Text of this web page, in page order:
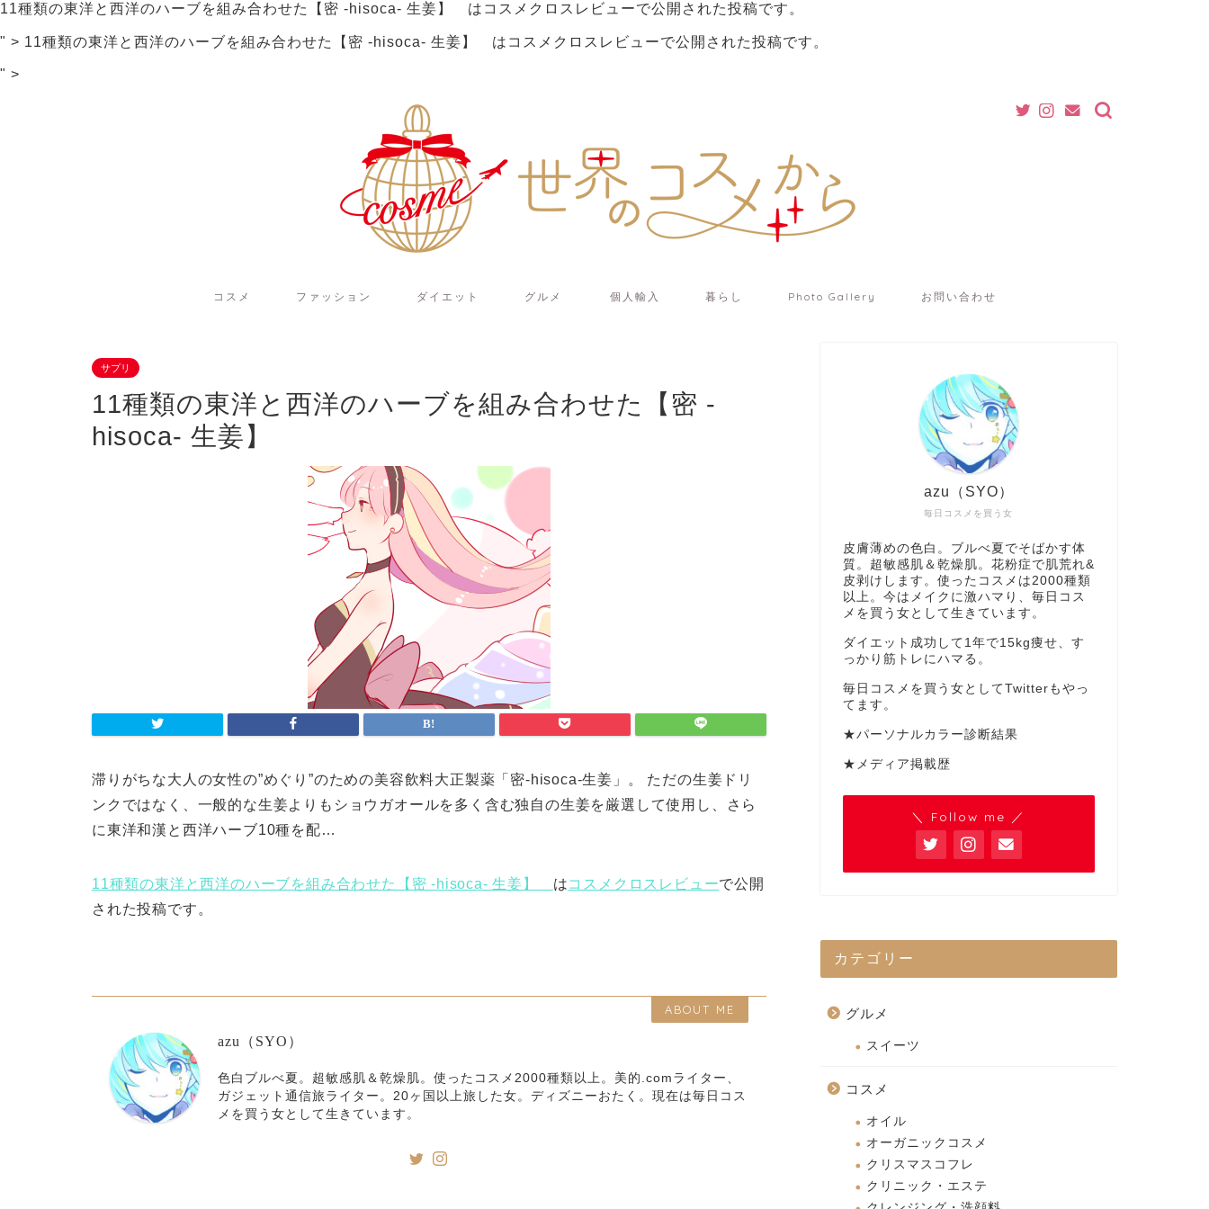
11種類の東洋と西洋のハーブを組み合わせた【密 -hisoca- 生姜】 は コスメクロスレビューで公開された投稿です。
" > 11種類の東洋と西洋のハーブを組み合わせた【密 -hisoca- 生姜】 は コスメクロスレビューで公開された投稿です。
" >
コスメ ファッション ダイエット グルメ 個人輸入 暮らし Photo Gallery お問い合わせ
サプリ
11種類の東洋と西洋のハーブを組み合わせた【密 -
hisoca- 生姜】
滞りがちな大人の女性の”めぐり”のための美容飲料大正製薬「密-hisoca-生姜」。 ただの生姜ドリ
ンクではなく、一般的な生姜よりもショウガオールを多く含む独自の生姜を厳選して使用し、さら
に東洋和漢と西洋ハーブ10種を配…
11種類の東洋と西洋のハーブを組み合わせた【密 -hisoca- 生姜】 はコスメクロスレビューで公開
された投稿です。
ABOUT ME
azu（SYO）
色白ブルべ夏。超敏感肌＆乾燥肌。使ったコスメ2000種類以上。美的.comライター、
ガジェット通信旅ライター。20ヶ国以上旅した女。ディズニーおたく。現在は毎日コス
メを買う女として生きています。
毎日コスメを買う女
azu（SYO）
皮膚薄めの色白。ブルべ夏でそばかす体
質。超敏感肌＆乾燥肌。花粉症で肌荒れ&
皮剥けします。使ったコスメは2000種類
以上。今はメイクに激ハマり、毎日コス
メを買う女として生きています。
ダイエット成功して1年で15kg痩せ、す
っかり筋トレにハマる。
毎日コスメを買う女としてTwitterもやっ
てます。
★パーソナルカラー診断結果
★メディア掲載歴
＼ Follow me ／
カテゴリー
グルメ
スイーツ
コスメ
オイル
オーガニックコスメ
クリスマスコフレ
クリニック・エステ